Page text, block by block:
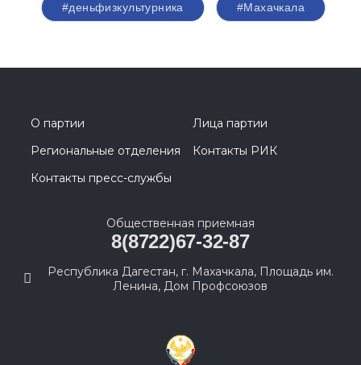
#деньфизкультурника #Махачкала
О партии
Лица партии
Региональные отделения
Контакты РИК
Контакты пресс-службы
Общественная приемная
8(8722)67-32-87
Республика Дагестан, г. Махачкала, Площадь им.
Ленина, Дом Профсоюзов